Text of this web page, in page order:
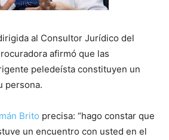
al Consultor Jurídico del
afirmó que las
peledeísta constituyen un
persona.
Brito precisa: “hago constar que
un encuentro con usted en el